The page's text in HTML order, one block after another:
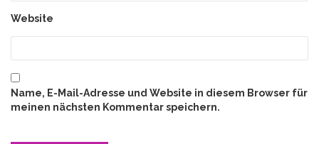
Website
Name, E-Mail-Adresse und Website in diesem Browser für
meinen nächsten Kommentar speichern.